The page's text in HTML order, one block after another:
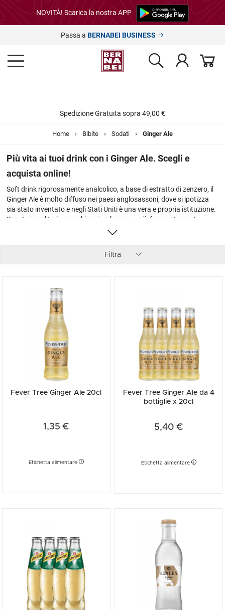
NOVITÀ! Scarica la nostra APP
Passa a BERNABEI BUSINESS
Spedizione Gratuita sopra 49,00 €
Home › Bibite › Sodati › Ginger Ale
Più vita ai tuoi drink con i Ginger Ale. Scegli e
acquista online!
Soft drink rigorosamente analcolico, a base di estratto di zenzero, il
Ginger Ale è molto diffuso nei paesi anglosassoni, dove si ipotizza
sia stato inventato e negli Stati Uniti è una vera e propria istituzione.
Bevuto in solitaria con ghiaccio e limone o, più frequentemente,
utilizzato nella mixology, se ne sentiva già parlare durante il
Filtra
Fever Tree Ginger Ale 20cl
1,35 €
Etichetta alimentare
Fever Tree Ginger Ale da 4
bottiglie x 20cl
5,40 €
Etichetta alimentare